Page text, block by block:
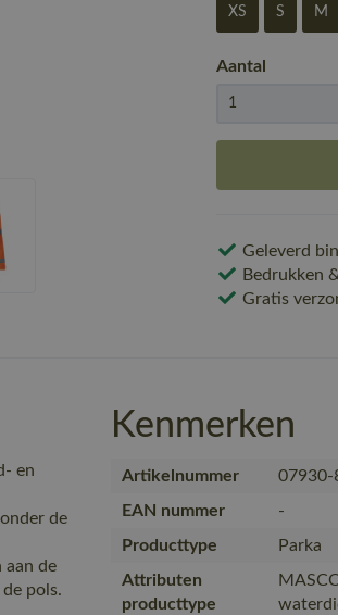
XS S M
Aantal
Geleverd
Bedrukken
Gratis
en
de
aan de
pols.
Kenmerken
Artikelnummer
07930-
EAN nummer
-
Producttype
Parka
Attributen
producttype